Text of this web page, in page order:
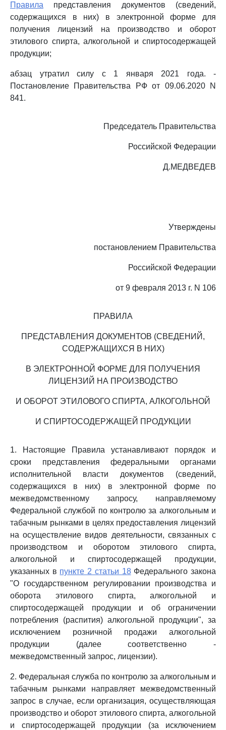
Правила представления документов (сведений,
содержащихся в них) в электронной форме для
получения лицензий на производство и оборот
этилового спирта, алкогольной и спиртосодержащей
продукции;
абзац утратил силу с 1 января 2021 года. -
Постановление Правительства РФ от 09.06.2020 N
841.
Председатель Правительства
Российской Федерации
Д.МЕДВЕДЕВ
Утверждены
постановлением Правительства
Российской Федерации
от 9 февраля 2013 г. N 106
ПРАВИЛА
ПРЕДСТАВЛЕНИЯ ДОКУМЕНТОВ (СВЕДЕНИЙ,
СОДЕРЖАЩИХСЯ В НИХ)
В ЭЛЕКТРОННОЙ ФОРМЕ ДЛЯ ПОЛУЧЕНИЯ
ЛИЦЕНЗИЙ НА ПРОИЗВОДСТВО
И ОБОРОТ ЭТИЛОВОГО СПИРТА, АЛКОГОЛЬНОЙ
И СПИРТОСОДЕРЖАЩЕЙ ПРОДУКЦИИ
1. Настоящие Правила устанавливают порядок и
сроки представления федеральными органами
исполнительной власти документов (сведений,
содержащихся в них) в электронной форме по
межведомственному запросу, направляемому
Федеральной службой по контролю за алкогольным и
табачным рынками в целях предоставления лицензий
на осуществление видов деятельности, связанных с
производством и оборотом этилового спирта,
алкогольной и спиртосодержащей продукции,
указанных в пункте 2 статьи 18Федерального закона
"О государственном регулировании производства и
оборота этилового спирта, алкогольной и
спиртосодержащей продукции и об ограничении
потребления (распития) алкогольной продукции", за
исключением розничной продажи алкогольной
продукции (далее соответственно -
межведомственный запрос, лицензии).
2. Федеральная служба по контролю за алкогольным и
табачным рынками направляет межведомственный
запрос в случае, если организация, осуществляющая
производство и оборот этилового спирта, алкогольной
и спиртосодержащей продукции (за исключением